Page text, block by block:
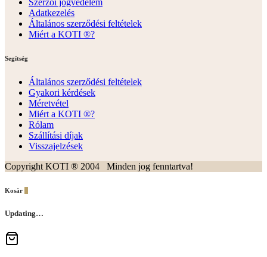
Szerzői jogvédelem
Adatkezelés
Általános szerződési feltételek
Miért a KOTI ®?
Segítség
Általános szerződési feltételek
Gyakori kérdések
Méretvétel
Miért a KOTI ®?
Rólam
Szállítási díjak
Visszajelzések
Copyright KOTI ® 2004 Minden jog fenntartva!
Kosár
Updating…